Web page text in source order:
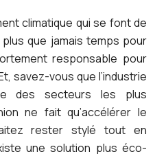
climatique qui se font de
que jamais temps pour
responsable pour
savez-vous que l’industrie
des secteurs les plus
ne fait qu’accélérer le
rester stylé tout en
une solution plus éco-